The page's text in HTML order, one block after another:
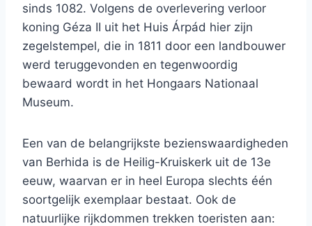
sinds 1082. Volgens de overlevering verloor
koning Géza II uit het Huis Árpád hier zijn
zegelstempel, die in 1811 door een landbouwer
werd teruggevonden en tegenwoordig
bewaard wordt in het Hongaars Nationaal
Museum.
Een van de belangrijkste bezienswaardigheden
van Berhida is de Heilig-Kruiskerk uit de 13e
eeuw, waarvan er in heel Europa slechts één
soortgelijk exemplaar bestaat. Ook de
natuurlijke rijkdommen trekken toeristen aan: